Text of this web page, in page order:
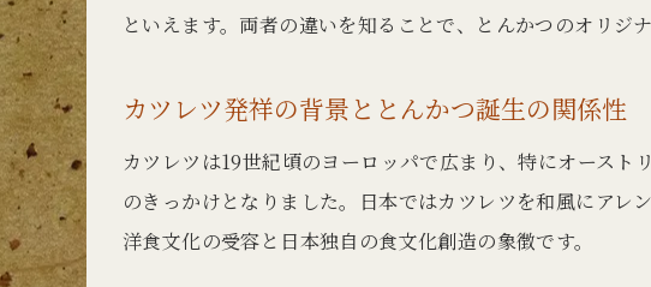
知っ
といえます。両者の違いを知ることで、とんかつのオリジ
カツレツ発祥の背景ととんかつ誕生の関係性
カツレツは19世紀頃のヨーロッパで広まり、特にオース
のきっかけとなりました。日本ではカツレツを和風にアレ
洋食文化の受容と日本独自の食文化創造の象徴です。